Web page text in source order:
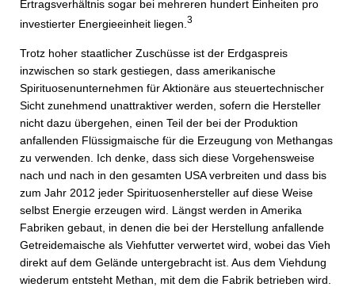
Ertragsverhältnis sogar bei mehreren hundert Einheiten pro
investierter Energieeinheit liegen. 3
Trotz hoher staatlicher Zuschüsse ist der Erdgaspreis
inzwischen so stark gestiegen, dass amerikanische
Spirituosenunternehmen für Aktionäre aus steuertechnischer
Sicht zunehmend unattraktiver werden, sofern die Hersteller
nicht dazu übergehen, einen Teil der bei der Produktion
anfallenden Flüssigmaische für die Erzeugung von Methangas
zu verwenden. Ich denke, dass sich diese Vorgehensweise
nach und nach in den gesamten USA verbreiten und dass bis
zum Jahr 2012 jeder Spirituosenhersteller auf diese Weise
selbst Energie erzeugen wird. Längst werden in Amerika
Fabriken gebaut, in denen die bei der Herstellung anfallende
Getreidemaische als Viehfutter verwertet wird, wobei das Vieh
direkt auf dem Gelände untergebracht ist. Aus dem Viehdung
wiederum entsteht Methan, mit dem die Fabrik betrieben wird.